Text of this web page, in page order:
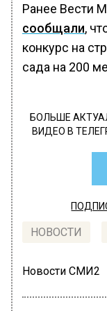
Ранее Вести
сообщали,
конкурс на
сада на 200
БОЛЬШЕ
ВИДЕО В
НОВОСТИ
Новости СМИ2